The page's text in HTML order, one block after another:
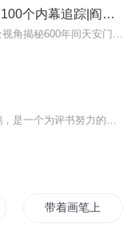
大国崛起：六百年天安门|100个内幕追踪|阎崇年序
带着画笔上路